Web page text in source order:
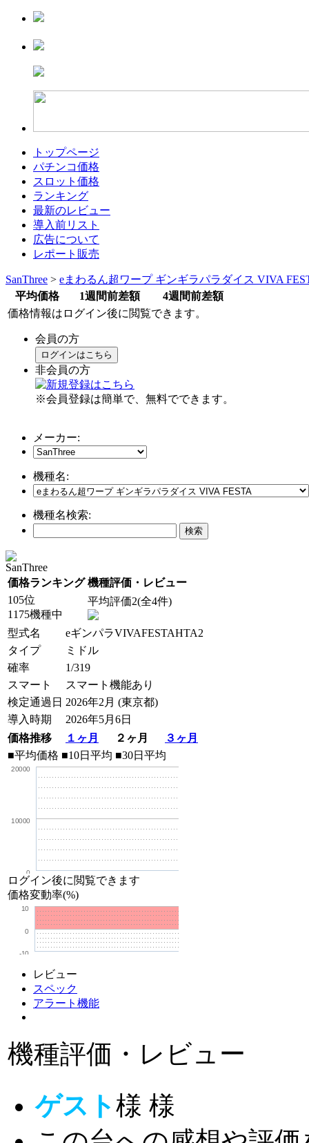
トップページ
パチンコ価格
スロット価格
ランキング
最新のレビュー
導入前リスト
広告について
レポート販売
SanThree > eまわるん超ワープ ギンギラパラダイス VIVA
平均価格
1週間前差額
4週間前差額
価格情報はログイン後に閲覧できます。
会員の方
ログインはこちら
非会員の方
※会員登録は簡単で、無料でできます。
メーカー:
機種名:
機種名検索:
SanThree
価格ランキング 機種評価・レビュー
105位
1175機種中
平均評価2(全4件)
型式名
eギンパラVIVAFESTAHTA2
タイプ
ミドル
確率
1/319
スマート
スマート機能あり
検定通過日 2026年2月 (東京都)
導入時期
2026年5月6日
価格推移
１ヶ月 ２ヶ月
３ヶ月
■平均価格 ■10日平均 ■30日平均
0
10000
20000
ログイン後に閲覧できます
価格変動率(%)
-10
0
10
レビュー
スペック
アラート機能
機種評価・レビュー
ゲスト様 様